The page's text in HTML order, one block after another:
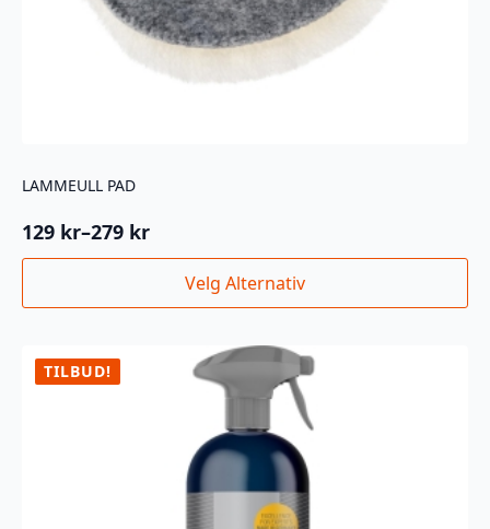
LAMMEULL PAD
129 kr–279 kr
Prisområde:
129 kr
279 kr
Velg Alternativ
Dette
varianter.
Alternativene
TILBUD!